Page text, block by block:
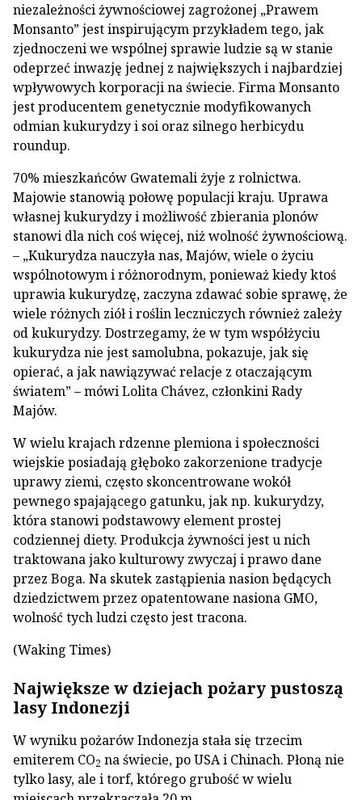
niezależności żywnościowej zagrożonej „Prawem
Monsanto” jest inspirującym przykładem tego, jak
zjednoczeni we wspólnej sprawie ludzie są w stanie
odeprzeć inwazję jednej z największych i najbardziej
wpływowych korporacji na świecie. Firma Monsanto
jest producentem genetycznie modyfikowanych
odmian kukurydzy i soi oraz silnego herbicydu
roundup.
70% mieszkańców Gwatemali żyje z rolnictwa.
Majowie stanowią połowę populacji kraju. Uprawa
własnej kukurydzy i możliwość zbierania plonów
stanowi dla nich coś więcej, niż wolność żywnościową.
– „Kukurydza nauczyła nas, Majów, wiele o życiu
wspólnotowym i różnorodnym, ponieważ kiedy ktoś
uprawia kukurydzę, zaczyna zdawać sobie sprawę, że
wiele różnych ziół i roślin leczniczych również zależy
od kukurydzy. Dostrzegamy, że w tym współżyciu
kukurydza nie jest samolubna, pokazuje, jak się
opierać, a jak nawiązywać relacje z otaczającym
światem” – mówi Lolita Chávez, członkini Rady
Majów.
W wielu krajach rdzenne plemiona i społeczności
wiejskie posiadają głęboko zakorzenione tradycje
uprawy ziemi, często skoncentrowane wokół
pewnego spajającego gatunku, jak np. kukurydzy,
która stanowi podstawowy element prostej
codziennej diety. Produkcja żywności jest u nich
traktowana jako kulturowy zwyczaj i prawo dane
przez Boga. Na skutek zastąpienia nasion będących
dziedzictwem przez opatentowane nasiona GMO,
wolność tych ludzi często jest tracona.
(Waking Times)
Największe w dziejach pożary pustoszą
lasy Indonezji
W wyniku pożarów Indonezja stała się trzecim
emiterem CO2 na świecie, po USA i Chinach. Płoną nie
tylko lasy, ale i torf, którego grubość w wielu